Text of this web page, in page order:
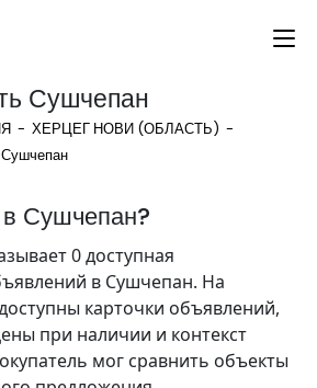
Сушчепан
ХЕРЦЕГ НОВИ (ОБЛАСТЬ)
Сушчепан
Сушчепан?
0 доступная
в Сушчепан. На
карточки объявлений,
при наличии и контекст
мог сравнить объекты